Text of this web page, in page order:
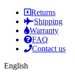
Returns
Shipping
Warranty
FAQ
Contact us
English